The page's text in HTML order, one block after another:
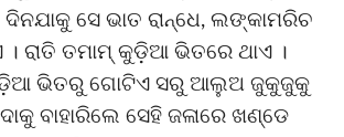
ସେ ଭାତ ରାନ୍ଧେ, ଲଙ୍କାମରିଚ
ରାତି ତମାମ୍ କୁଡ଼ିଆ ଭିତରେ ଥାଏ ।
ଭିତରୁ ଗୋଟିଏ ସରୁ ଆଲୁଅ ଜୁକୁଜୁକୁ
ବାହାରିଲେ ସେହି ଜଳାରେ ଖଣ୍ଡେ